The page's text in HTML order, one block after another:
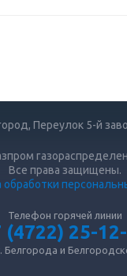
Переулок 5-й
Все права защищены.
обработки
Телефон горячей линии
(4722) 25-
Белгорода и